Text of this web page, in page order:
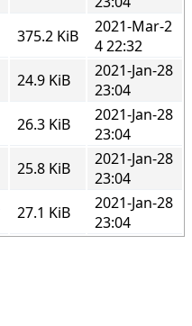
375.2 KiB
2021-Mar-2
4 22:32
24.9 KiB
2021-Jan-28
23:04
26.3 KiB
2021-Jan-28
23:04
25.8 KiB
2021-Jan-28
23:04
27.1 KiB
2021-Jan-28
23:04